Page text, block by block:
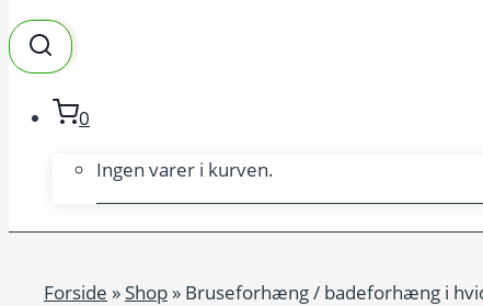
0
Ingen varer i kurven.
Forside »Shop » Bruseforhæng / badeforhæng i